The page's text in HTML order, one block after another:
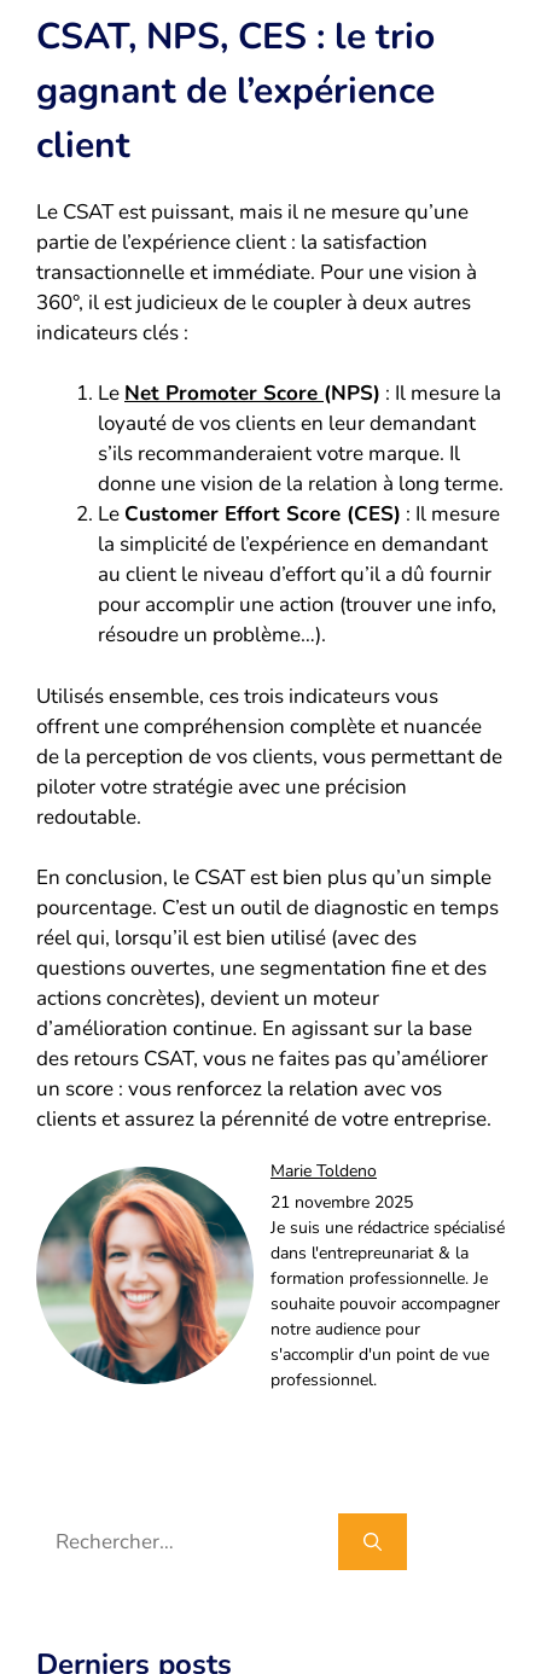
CSAT, NPS, CES : le trio
gagnant de l’expérience
client
Le CSAT est puissant, mais il ne mesure qu’une
partie de l’expérience client : la satisfaction
transactionnelle et immédiate. Pour une vision à
360°, il est judicieux de le coupler à deux autres
indicateurs clés :
Le Net Promoter Score (NPS) : Il mesure la
loyauté de vos clients en leur demandant
s’ils recommanderaient votre marque. Il
donne une vision de la relation à long terme.
Le Customer Effort Score (CES) : Il mesure
la simplicité de l’expérience en demandant
au client le niveau d’effort qu’il a dû fournir
pour accomplir une action (trouver une info,
résoudre un problème…).
Utilisés ensemble, ces trois indicateurs vous
offrent une compréhension complète et nuancée
de la perception de vos clients, vous permettant de
piloter votre stratégie avec une précision
redoutable.
En conclusion, le CSAT est bien plus qu’un simple
pourcentage. C’est un outil de diagnostic en temps
réel qui, lorsqu’il est bien utilisé (avec des
questions ouvertes, une segmentation fine et des
actions concrètes), devient un moteur
d’amélioration continue. En agissant sur la base
des retours CSAT, vous ne faites pas qu’améliorer
un score : vous renforcez la relation avec vos
clients et assurez la pérennité de votre entreprise.
Marie Toldeno
21 novembre 2025
Je suis une rédactrice spécialisé
dans l'entrepreunariat & la
formation professionnelle. Je
souhaite pouvoir accompagner
notre audience pour
s'accomplir d'un point de vue
professionnel.
Rechercher :
Derniers posts